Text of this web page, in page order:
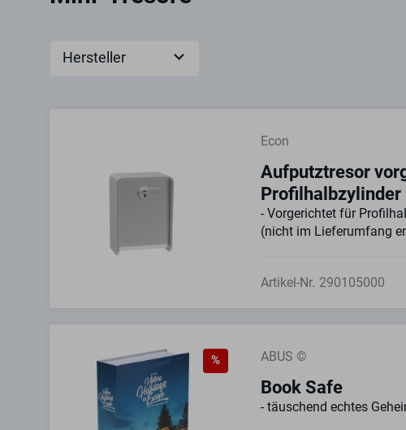
Hersteller
Econ
Aufputztresor
Profilhalbzylinder
- Vorgerichtet für
(nicht im Lieferumfang
Artikel-Nr. 290105000
% ABUS ©
Book Safe
- täuschend echtes